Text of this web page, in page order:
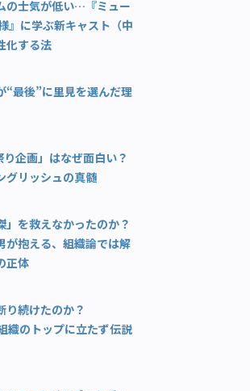
の士気が低い…『ミュー
』に学ぶ新キャスト（中
化する法
“最後”に里見を選んだ理
り企画」はなぜ面白い？
グリッシュの真髄
」を救えなかったのか？
が抱える、組織論では解
正体
り続けたのか？
織のトップに立たず伝説